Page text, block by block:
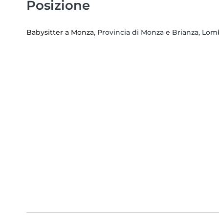
Posizione
Babysitter a Monza, Provincia di Monza e Brianza,